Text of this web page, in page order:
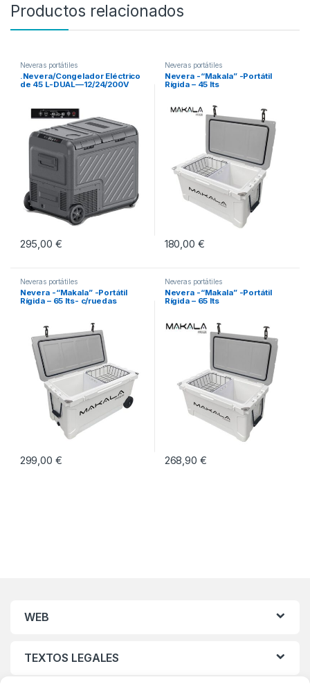
Productos relacionados
Neveras portátiles
.Nevera/Congelador Eléctrico
de 45 L-DUAL—12/24/200V
295,00 €
Neveras portátiles
Nevera -“Makala” -Portátil
Rígida – 45 lts
180,00 €
Neveras portátiles
Nevera -“Makala” -Portátil
Rígida – 65 lts- c/ruedas
299,00 €
Neveras portátiles
Nevera -“Makala” -Portátil
Rígida – 65 lts
268,90 €
WEB
TEXTOS LEGALES